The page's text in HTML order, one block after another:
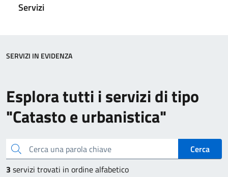
Servizi
Esplora tutti i servizi di tipo
"Catasto e urbanistica"
Cerca una parola chiave
Cerca
3 servizi trovati in ordine alfabetico
SERVIZI IN EVIDENZA